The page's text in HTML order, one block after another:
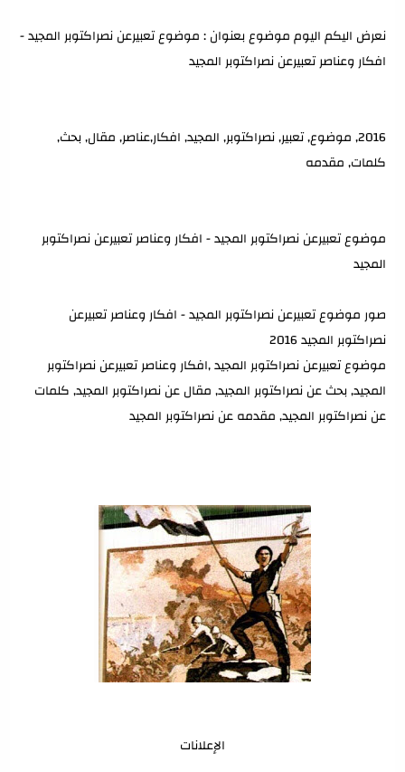
نعرض اليكم اليوم موضوع بعنوان : موضوع تعبيرعن نصراكتوبر المجيد -
افكار وعناصر تعبيرعن نصراكتوبر المجيد
2016, موضوع, تعبير, نصراكتوبر, المجيد, افكار,عناصر, مقال, بحث,
كلمات, مقدمه
موضوع تعبيرعن نصراكتوبر المجيد - افكار وعناصر تعبيرعن نصراكتوبر
المجيد
صور موضوع تعبيرعن نصراكتوبر المجيد - افكار وعناصر تعبيرعن
نصراكتوبر المجيد 2016
موضوع تعبيرعن نصراكتوبر المجيد ,افكار وعناصر تعبيرعن نصراكتوبر
المجيد, بحث عن نصراكتوبر المجيد, مقال عن نصراكتوبر المجيد, كلمات
عن نصراكتوبر المجيد, مقدمه عن نصراكتوبر المجيد
الإعلانات